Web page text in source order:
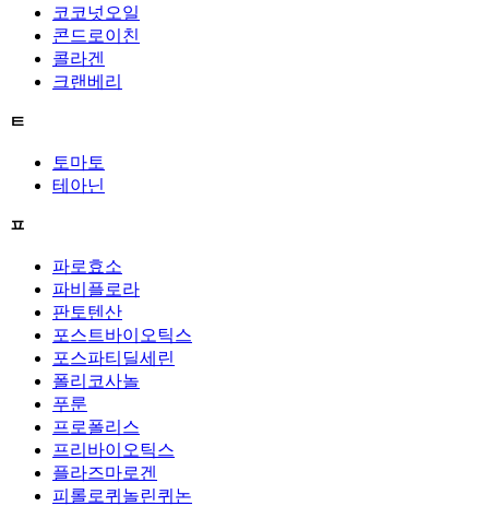
코코넛오일
콘드로이친
콜라겐
크랜베리
ㅌ
토마토
테아닌
ㅍ
파로효소
파비플로라
판토텐산
포스트바이오틱스
포스파티딜세린
폴리코사놀
푸룬
프로폴리스
프리바이오틱스
플라즈마로겐
피롤로퀴놀린퀴논